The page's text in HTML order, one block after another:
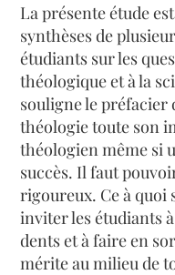
La présente étude
synthèses de
étudiants sur les
théologique et à la
souligne le préfacier
théologie toute son
théologien même si
succès. Il faut
rigoureux. Ce à quoi
inviter les étudiants
dents et à faire en
mérite au milieu de